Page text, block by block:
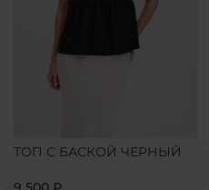
ТОП С БАСКОЙ ЧЕРНЫЙ